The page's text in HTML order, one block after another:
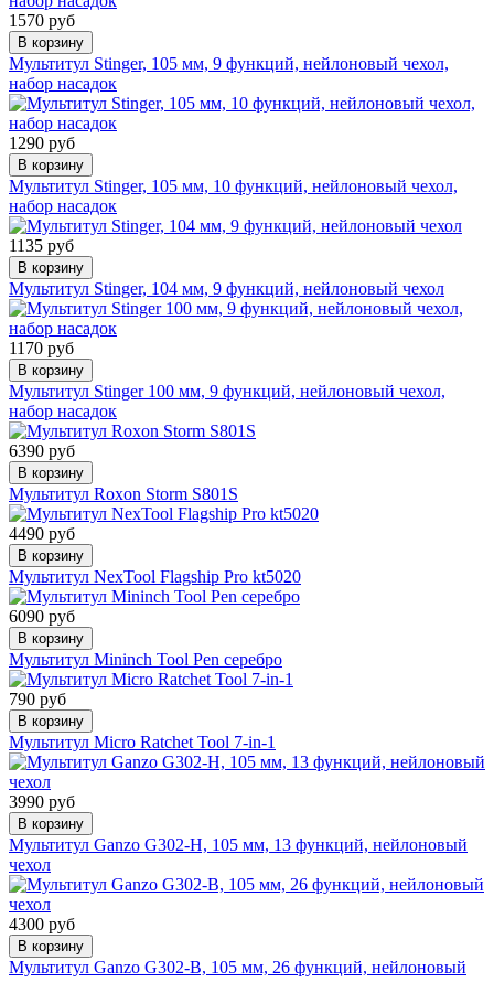
1570 руб
В корзину
Мультитул Stinger, 105 мм, 9 функций, нейлоновый чехол,
набор насадок
1290 руб
В корзину
Мультитул Stinger, 105 мм, 10 функций, нейлоновый чехол,
набор насадок
1135 руб
В корзину
Мультитул Stinger, 104 мм, 9 функций, нейлоновый чехол
1170 руб
В корзину
Мультитул Stinger 100 мм, 9 функций, нейлоновый чехол,
набор насадок
6390 руб
В корзину
Мультитул Roxon Storm S801S
4490 руб
В корзину
Мультитул NexTool Flagship Pro kt5020
6090 руб
В корзину
Мультитул Mininch Tool Pen серебро
790 руб
В корзину
Мультитул Micro Ratchet Tool 7-in-1
3990 руб
В корзину
Мультитул Ganzo G302-Н, 105 мм, 13 функций, нейлоновый
чехол
4300 руб
В корзину
Мультитул Ganzo G302-B, 105 мм, 26 функций, нейлоновый